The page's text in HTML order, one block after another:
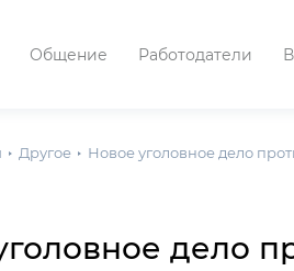
Общение Работодатели
Другое Новое уголовное дело
дело